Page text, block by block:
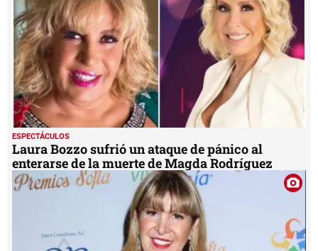
ESPECTÁCULOS
Laura Bozzo sufrió un ataque de pánico al
enterarse de la muerte de Magda Rodríguez